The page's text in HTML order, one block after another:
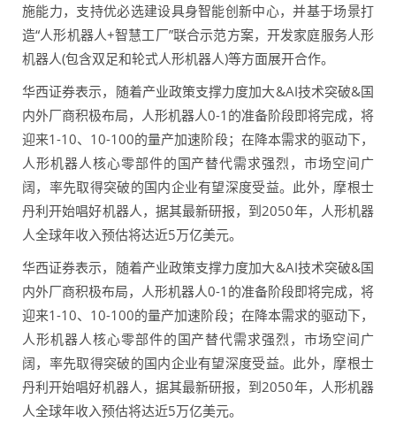
施能力，支持优必选建设具身智能创新中心，并基于场景打
造“人形机器人+智慧工厂”联合示范方案，开发家庭服务人形
机器人(包含双足和轮式人形机器人)等方面展开合作。
华西证券表示，随着产业政策支撑力度加大&AI技术突破&国
内外厂商积极布局，人形机器人0-1的准备阶段即将完成，将
迎来1-10、10-100的量产加速阶段；在降本需求的驱动下，
人形机器人核心零部件的国产替代需求强烈，市场空间广
阔，率先取得突破的国内企业有望深度受益。此外，摩根士
丹利开始唱好机器人，据其最新研报，到2050年，人形机器
人全球年收入预估将达近5万亿美元。
华西证券表示，随着产业政策支撑力度加大&AI技术突破&国
内外厂商积极布局，人形机器人0-1的准备阶段即将完成，将
迎来1-10、10-100的量产加速阶段；在降本需求的驱动下，
人形机器人核心零部件的国产替代需求强烈，市场空间广
阔，率先取得突破的国内企业有望深度受益。此外，摩根士
丹利开始唱好机器人，据其最新研报，到2050年，人形机器
人全球年收入预估将达近5万亿美元。